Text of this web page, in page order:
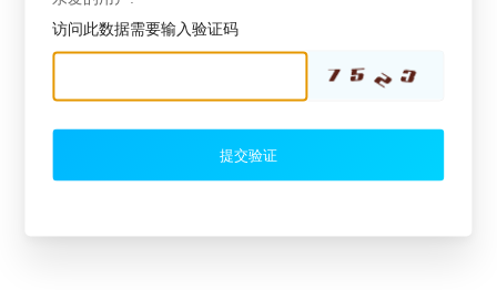
访问此数据需要输入验证码